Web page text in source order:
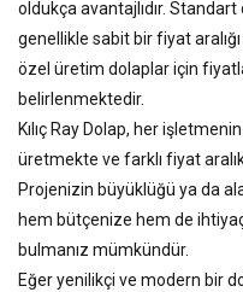
oldukça avantajlıdır.
genellikle sabit bir fiyat
özel üretim dolaplar için
belirlenmektedir.
Kılıç Ray Dolap, her
üretmekte ve farklı fiyat
Projenizin büyüklüğü ya da
hem bütçenize hem de
bulmanız mümkündür.
Eğer yenilikçi ve modern bir